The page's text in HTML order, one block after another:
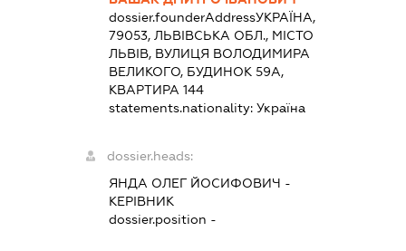
dossier.founderAddressУКРАЇНА,
79053, ЛЬВІВСЬКА ОБЛ., МІСТО
ЛЬВІВ, ВУЛИЦЯ ВОЛОДИМИРА
ВЕЛИКОГО, БУДИНОК 59А,
КВАРТИРА 144
statements.nationality:Україна
dossier.heads:
ЯНДА ОЛЕГ ЙОСИФОВИЧ -
КЕРІВНИК
dossier.position -